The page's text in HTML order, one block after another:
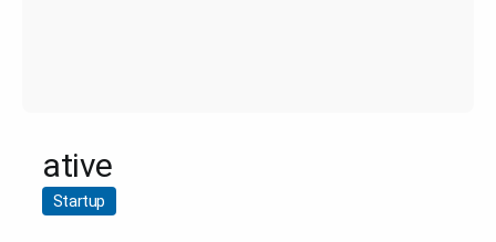
ative
Startup